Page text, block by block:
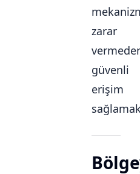
zarar
güvenli
erişim